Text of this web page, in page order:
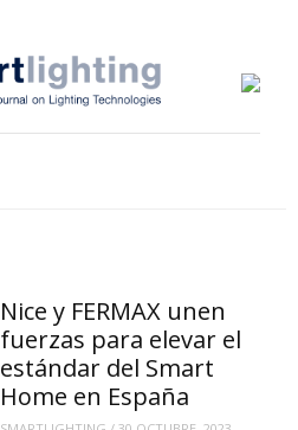
Nice y FERMAX unen
fuerzas para elevar el
estándar del Smart
Home en España